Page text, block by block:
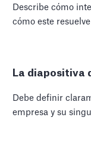
Describe cómo
cómo este
La diapositiva
Debe definir
empresa y su